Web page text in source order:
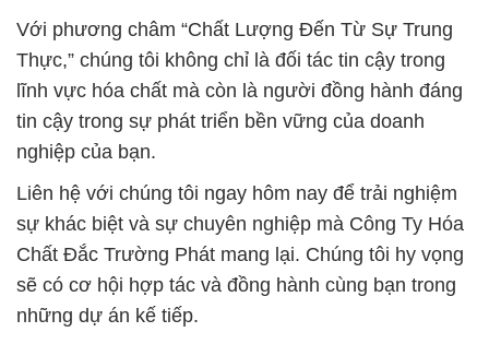
Với phương châm “Chất Lượng Đến Từ Sự Trung
Thực,” chúng tôi không chỉ là đối tác tin cậy trong
lĩnh vực hóa chất mà còn là người đồng hành đáng
tin cậy trong sự phát triển bền vững của doanh
nghiệp của bạn.
Liên hệ với chúng tôi ngay hôm nay để trải nghiệm
sự khác biệt và sự chuyên nghiệp mà Công Ty Hóa
Chất Đắc Trường Phát mang lại. Chúng tôi hy vọng
sẽ có cơ hội hợp tác và đồng hành cùng bạn trong
những dự án kế tiếp.